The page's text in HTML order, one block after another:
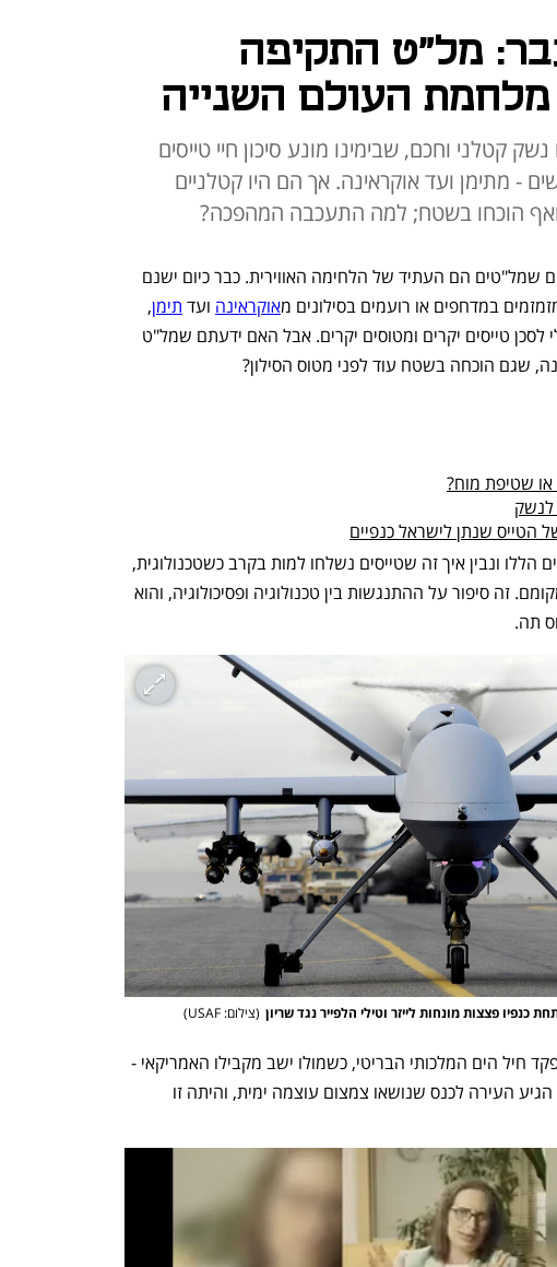
מל"ט התקיפה
העולם השנייה
קטלני וחכם, שבימינו מונע סיכון חיי טייסים
- מתימן ועד אוקראינה. אך הם היו קטלניים
במדחפים או רועמים בסילונים מאוקראינה ועד תימן
שטיפת מוח?
הטייס שנתן לישראל כנפיים
פצצות מונחות לייזר וטילי הלפייר נגד שריון (צילום: USAF )